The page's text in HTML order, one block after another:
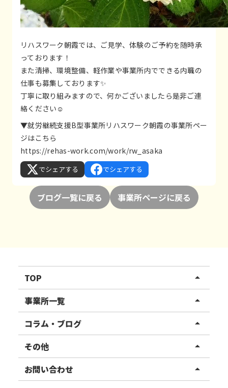
リハスワーク朝霞では、ご見学、体験のご予約を随時承
っております！
また清掃、環境整備、軽作業や事業所内でできる内職の
仕事も募集しております✨
丁寧に取り組みますので、何かございましたら是非ご連
絡ください☺
▼就労継続支援B型事業所リハスワーク朝霞の事業所ペー
ジはこちら
https://rehas-work.com/work/rw_asaka
でシェアする でシェアする
ブログ一覧に戻る 事業所ページに戻る
TOP arrow_drop_up
リハスワーク
リハスファーム
事業所一覧 arrow_drop_up
関東エリア
東北エリア
甲信越エリア
コラム・ブログ arrow_drop_up
事業所ブログ
ご利用者様の声
その他 arrow_drop_up
お知らせ
お問い合わせ arrow_drop_up